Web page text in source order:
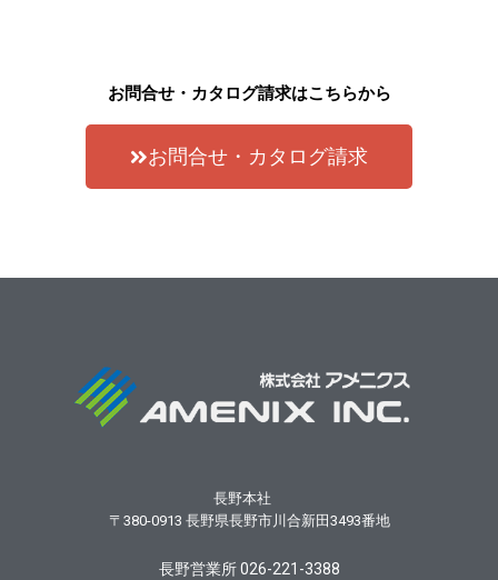
お問合せ・カタログ請求はこちらから
お問合せ・カタログ請求
長野本社
〒380-0913 長野県長野市川合新田3493番地
長野営業所 026-221-3388